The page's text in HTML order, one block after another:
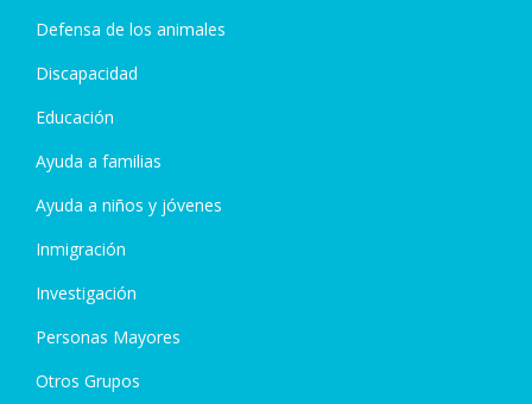
Defensa de los animales
Discapacidad
Educación
Ayuda a familias
Ayuda a niños y jóvenes
Inmigración
Investigación
Personas Mayores
Otros Grupos